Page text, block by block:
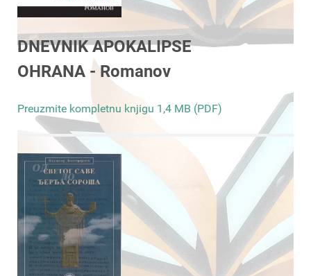
DNEVNIK APOKALIPSE
OHRANA - Romanov
Preuzmite kompletnu knjigu 1,4 MB (PDF)